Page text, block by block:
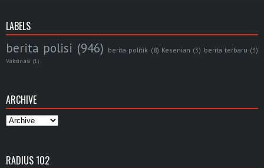
LABELS
berita polisi (946) berita politik (8) Kesenian (3) berita terbaru (3)
Vaksinasi (1)
ARCHIVE
RADIUS 102